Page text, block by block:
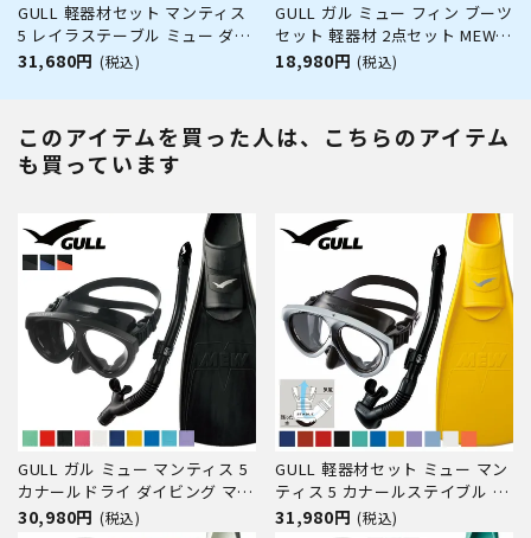
GULL 軽器材セット マンティス
5 レイラステーブル ミュー ダイ
ビング マスク フィン シュノー
ン スノーケル スキューバダイビ
ング 軽器材 セット 【m
31,680円 (税込)
GULL ガル ミュー フィン ブーツ
セット 軽器材 2点セット MEW
フルフットフィン 3mm ミュー
キューバダイビング 【mew-
3_mewB】
18,980円 (税込)
このアイテムを買った人は、こちらのアイテム
も買っています
GULL ガル ミュー マンティス 5
カナールドライ ダイビング マス
ク フィン シュノーケル セット
30,980円 (税込)
GULL 軽器材セット ミュー マン
ティス 5 カナールステイブル ダ
イビング マスク フィン シュノ
31,980円 (税込)